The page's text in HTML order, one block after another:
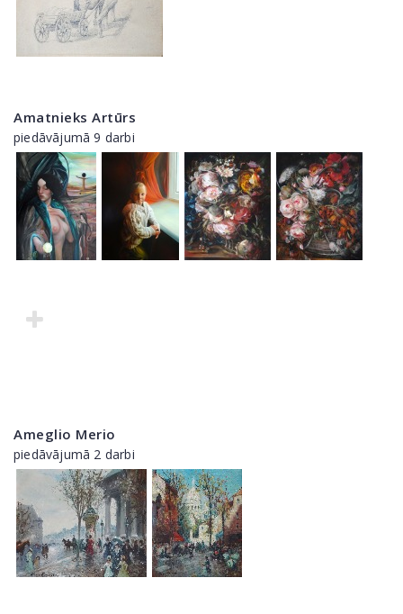
Amatnieks Artūrs
piedāvājumā 9 darbi
Ameglio Merio
piedāvājumā 2 darbi